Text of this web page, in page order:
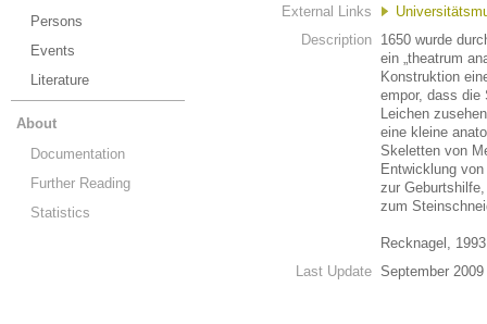
Persons
Events
Literature
About
Documentation
Further Reading
Statistics
External Links
Description 1650 wurde
ein „theatrum
Konstruktion
empor, dass die
Leichen
eine kleine
Skeletten von
Entwicklung
zur
zum
Recknagel,
Last Update September 2009